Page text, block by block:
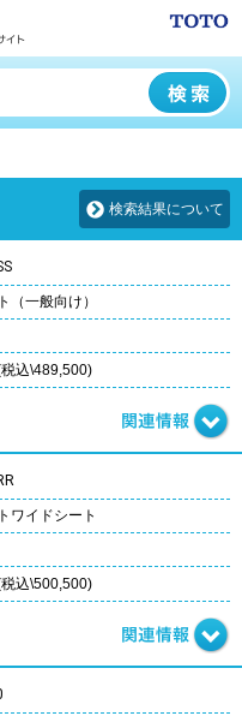
検索結果について
（一般向け）
込\489,500)
ワイドシート
込\500,500)